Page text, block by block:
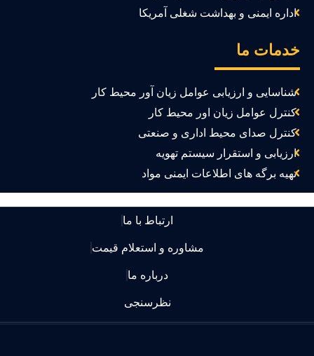
اداره ایمنی و بهداشت شغلی آمریکا
ما
شناسایی و ارزیابی عوامل زیان آور محیط کار
کنترل عوامل زیان اور محیط کار
کنترل صدای محیط اداری و صنعتی
ارزیابی و استقرار سیستم تهویه
تهیه برگه های اطلاعات ایمنی مواد
ارتباط با ما
مشاوره و استعلام قیمت
درباره ما
نظرسنجی